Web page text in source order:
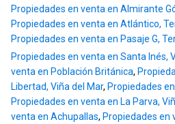
Propiedades en venta en Almirante
Propiedades en venta en Atlántico,
Propiedades en venta en Pasaje G,
Propiedades en venta en Santa Inés,
venta en Población Británica,
Libertad, Viña del Mar, Propiedades
Propiedades en venta en La Parva,
venta en Achupallas, Propiedades en